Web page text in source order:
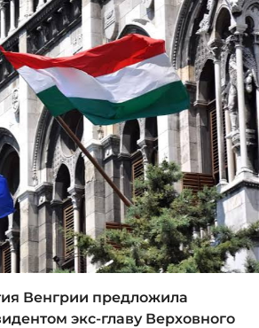
Венгрии предложила
экс-главу Верховного